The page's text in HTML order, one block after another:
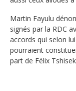
Martin Fayulu
signés par la RDC
accords qui selon
pourraient
part de Félix